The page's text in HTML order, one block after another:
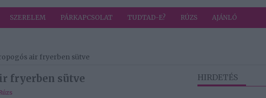
SZERELEM PÁRKAPCSOLAT TUDTAD-E? RÚZS AJÁNLÓ
air fryerben sütve
fryerben sütve HIRDETÉS